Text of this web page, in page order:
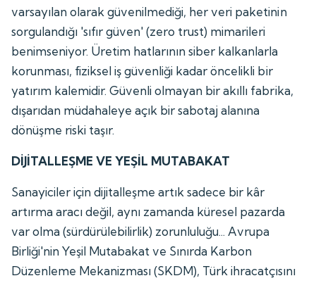
varsayılan olarak güvenilmediği, her veri paketinin
sorgulandığı 'sıfır güven' (zero trust) mimarileri
benimseniyor. Üretim hatlarının siber kalkanlarla
korunması, fiziksel iş güvenliği kadar öncelikli bir
yatırım kalemidir. Güvenli olmayan bir akıllı fabrika,
dışarıdan müdahaleye açık bir sabotaj alanına
dönüşme riski taşır.
DİJİTALLEŞME VE YEŞİL MUTABAKAT
Sanayiciler için dijitalleşme artık sadece bir kâr
artırma aracı değil, aynı zamanda küresel pazarda
var olma (sürdürülebilirlik) zorunluluğu... Avrupa
Birliği'nin Yeşil Mutabakat ve Sınırda Karbon
Düzenleme Mekanizması (SKDM), Türk ihracatçısını